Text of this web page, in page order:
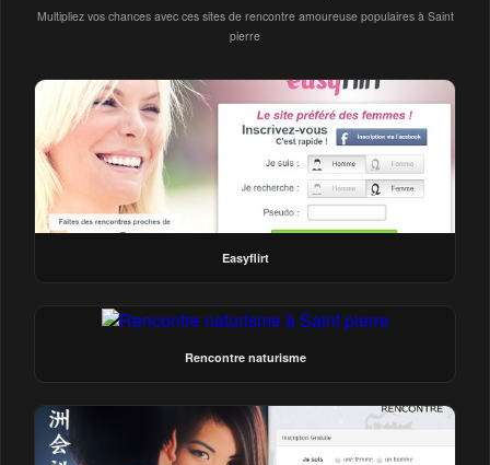
Multipliez vos chances avec ces sites de rencontre amoureuse populaires à Saint
pierre
Easyflirt
Rencontre naturisme